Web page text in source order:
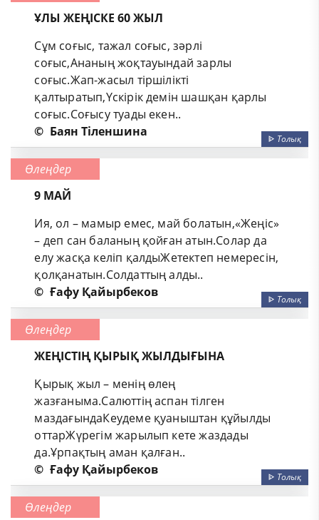
ҰЛЫ ЖЕҢІСКЕ 60 ЖЫЛ
Сұм соғыс, тажал соғыс, зәрлі
соғыс,Ананың жоқтауындай зарлы
соғыс.Жап-жасыл тіршілікті
қалтыратып,Үскірік демін шашқан қарлы
соғыс.Соғысу туады екен..
© Баян Тіленшина ᐈ Толық
Өлеңдер
9 МАЙ
Ия, ол – мамыр емес, май болатын,«Жеңіс»
– деп сан баланың қойған атын.Солар да
елу жасқа келіп қалдыЖетектеп немересін,
қолқанатын.Солдаттың алды..
©Ғафу Қайырбеков ᐈ Толық
Өлеңдер
ЖЕҢІСТІҢ ҚЫРЫҚ ЖЫЛДЫҒЫНА
Қырық жыл – менің өлең
жазғаныма.Салюттің аспан тілген
маздағындаКеудеме қуаныштан құйылды
оттарЖүрегім жарылып кете жаздады
да.Ұрпақтың аман қалған..
©Ғафу Қайырбеков ᐈ Толық
Өлеңдер